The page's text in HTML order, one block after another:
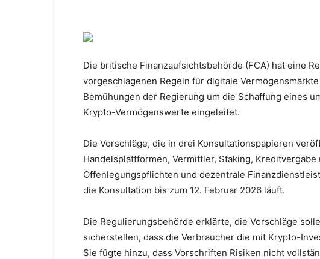
Die britische Finanzaufsichtsbehörde (FCA) hat eine
vorgeschlagenen Regeln für digitale
Bemühungen der Regierung um die Schaffung eines
Krypto-Vermögenswerte eingeleitet.
Die Vorschläge, die in drei Konsultationspapieren
Handelsplattformen, Vermittler, Staking,
Offenlegungspflichten und dezentrale
die Konsultation bis zum 12. Februar 2026 läuft.
Die Regulierungsbehörde erklärte, die Vorschläge
sicherstellen, dass die Verbraucher die mit Krypto-
Sie fügte hinzu, dass Vorschriften Risiken nicht